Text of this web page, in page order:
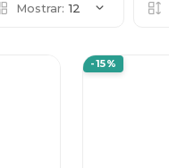
Mostrar: 12
-15%